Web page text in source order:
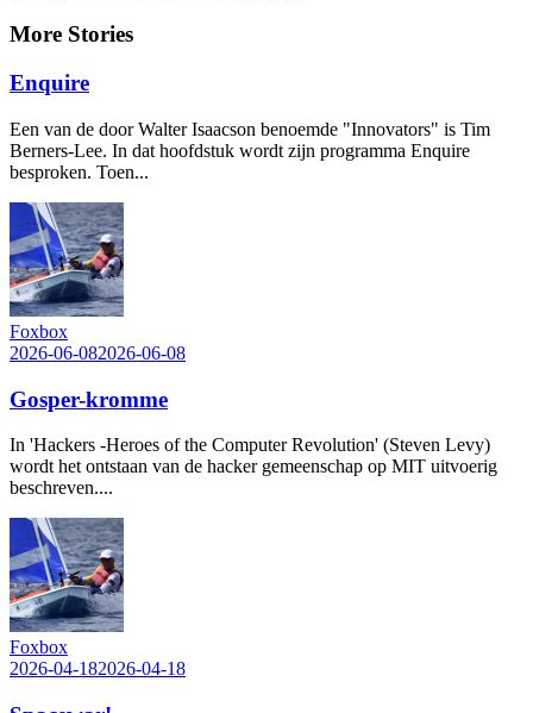
More Stories
Enquire
Een van de door Walter Isaacson benoemde "Innovators" is Tim
Berners-Lee. In dat hoofdstuk wordt zijn programma Enquire
besproken. Toen...
Foxbox
2026-06-082026-06-08
Gosper-kromme
In 'Hackers -Heroes of the Computer Revolution' (Steven Levy)
wordt het ontstaan van de hacker gemeenschap op MIT uitvoerig
beschreven....
Foxbox
2026-04-182026-04-18